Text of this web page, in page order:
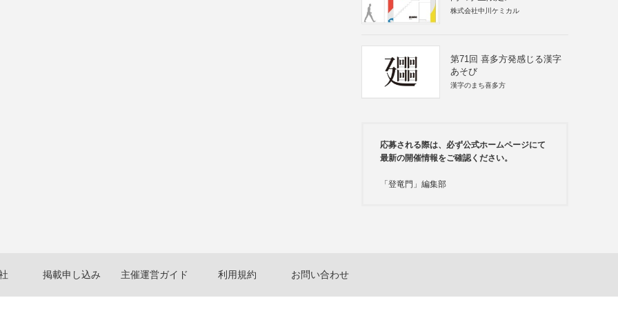
株式会社中川ケミカル
第71回 喜多方発感じる漢字
あそび
漢字のまち喜多方
応募される際は、必ず公式ホームページにて
最新の開催情報をご確認ください。
「登竜門」編集部
掲載申し込み 主催運営ガイド 利用規約 お問い合わせ